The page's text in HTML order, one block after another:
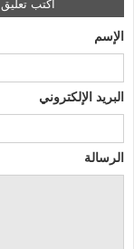
الإسم
البريد الإلكتروني
الرسالة